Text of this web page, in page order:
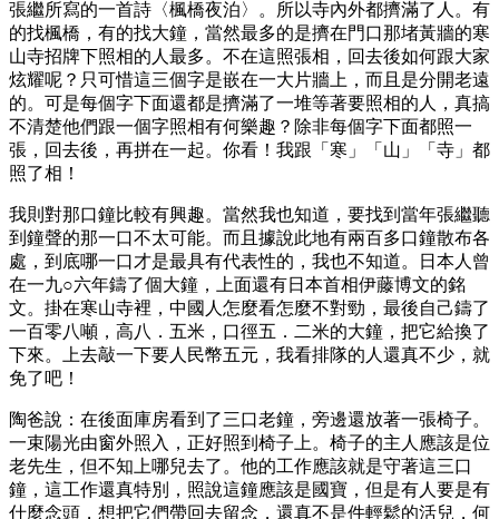
張繼所寫的一首詩〈楓橋夜泊〉。所以寺內外都擠滿了人。有
的找楓橋，有的找大鐘，當然最多的是擠在門口那堵黃牆的寒
山寺招牌下照相的人最多。不在這照張相，回去後如何跟大家
炫耀呢？只可惜這三個字是嵌在一大片牆上，而且是分開老遠
的。可是每個字下面還都是擠滿了一堆等著要照相的人，真搞
不清楚他們跟一個字照相有何樂趣？除非每個字下面都照一
張，回去後，再拼在一起。你看！我跟「寒」「山」「寺」都
照了相！
我則對那口鐘比較有興趣。當然我也知道，要找到當年張繼聽
到鐘聲的那一口不太可能。而且據說此地有兩百多口鐘散布各
處，到底哪一口才是最具有代表性的，我也不知道。日本人曾
在一九○六年鑄了個大鐘，上面還有日本首相伊藤博文的銘
文。掛在寒山寺裡，中國人怎麼看怎麼不對勁，最後自己鑄了
一百零八噸，高八．五米，口徑五．二米的大鐘，把它給換了
下來。上去敲一下要人民幣五元，我看排隊的人還真不少，就
免了吧！
陶爸說：在後面庫房看到了三口老鐘，旁邊還放著一張椅子。
一束陽光由窗外照入，正好照到椅子上。椅子的主人應該是位
老先生，但不知上哪兒去了。他的工作應該就是守著這三口
鐘，這工作還真特別，照說這鐘應該是國寶，但是有人要是有
什麼念頭，想把它們帶回去留念，還真不是件輕鬆的活兒，何